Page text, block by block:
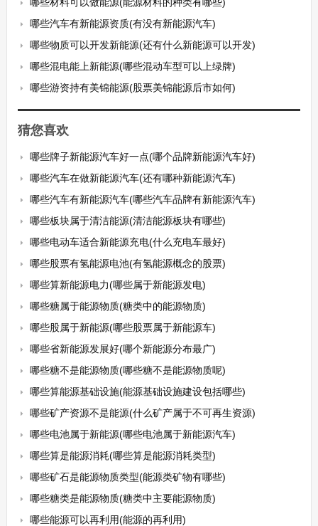
哪些汽车有新能源资质(有没有新能源汽车)
哪些物质可以开发新能源(还有什么新能源可以开发)
哪些混电能上新能源(哪些混动车型可以上绿牌)
哪些游资持有美锦能源(股票美锦能源后市如何)
猜您喜欢
哪些牌子新能源汽车好一点(哪个品牌新能源汽车好)
哪些汽车在做新能源汽车(还有哪种新能源汽车)
哪些汽车有新能源汽车(哪些汽车品牌有新能源汽车)
哪些板块属于清洁能源(清洁能源板块有哪些)
哪些电动车适合新能源充电(什么充电车最好)
哪些股票有氢能源电池(有氢能源概念的股票)
哪些算新能源电力(哪些属于新能源发电)
哪些糖属于能源物质(糖类中的能源物质)
哪些股属于新能源(哪些股票属于新能源车)
哪些省新能源发展好(哪个新能源分布最广)
哪些糖不是能源物质(哪些糖不是能源物质呢)
哪些算能源基础设施(能源基础设施建设包括哪些)
哪些矿产资源不是能源(什么矿产属于不可再生资源)
哪些电池属于新能源(哪些电池属于新能源汽车)
哪些算是能源消耗(哪些算是能源消耗类型)
哪些矿石是能源物质类型(能源类矿物有哪些)
哪些糖类是能源物质(糖类中主要能源物质)
哪些能源可以再利用(能源的再利用)